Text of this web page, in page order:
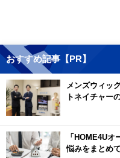
おすすめ記事【PR】
メンズウィッ
トネイチャー
「HOME4U
悩みをまとめ